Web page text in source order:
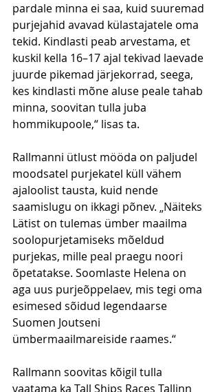
pardale minna ei saa, kuid suuremad
purjejahid avavad külastajatele oma
tekid. Kindlasti peab arvestama, et
kuskil kella 16–­17 ajal tekivad laevade
juurde pikemad järjekorrad, seega,
kes kindlasti mõne aluse peale tahab
minna, soovitan tulla juba
hommikupoole,“ lisas ta.
Rallmanni ütlust mööda on paljudel
moodsatel purjekatel küll vähem
ajaloolist tausta, kuid nende
saamislugu on ikkagi põnev. „Näiteks
Lätist on tulemas ümber maailma
soolopurjetamiseks mõeldud
purjekas, mille peal praegu noori
õpetatakse. Soomlaste Helena on
aga uus purjeõppelaev, mis tegi oma
esimesed sõidud legendaarse
Suomen Joutseni
ümbermaailmareiside raames.“
Rallmann soovitas kõigil tulla
vaatama ka Tall Ships Races Tallinn